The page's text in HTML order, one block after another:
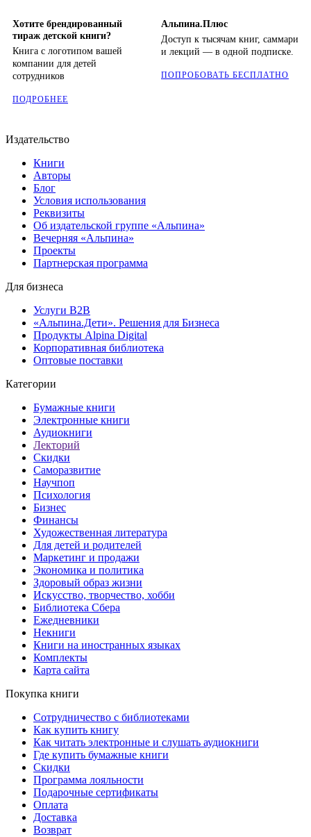
Хотите брендированный
тираж детской книги?
Книга с логотипом вашей
компании для детей
сотрудников
ПОДРОБНЕЕ
Альпина.Плюс
Доступ к тысячам книг, саммари
и лекций — в одной подписке.
ПОПРОБОВАТЬ БЕСПЛАТНО
Издательство
Книги
Авторы
Блог
Условия использования
Реквизиты
Об издательской группе «Альпина»
Вечерняя «Альпина»
Проекты
Партнерская программа
Для бизнеса
Услуги B2B
«Альпина.Дети». Решения для Бизнеса
Продукты Alpina Digital
Корпоративная библиотека
Оптовые поставки
Категории
Бумажные книги
Электронные книги
Аудиокниги
Лекторий
Скидки
Саморазвитие
Научпоп
Психология
Бизнес
Финансы
Художественная литература
Для детей и родителей
Маркетинг и продажи
Экономика и политика
Здоровый образ жизни
Искусство, творчество, хобби
Библиотека Сбера
Ежедневники
Некниги
Книги на иностранных языках
Комплекты
Карта сайта
Покупка книги
Сотрудничество с библиотеками
Как купить книгу
Как читать электронные и слушать аудиокниги
Где купить бумажные книги
Скидки
Программа лояльности
Подарочные сертификаты
Оплата
Доставка
Возврат